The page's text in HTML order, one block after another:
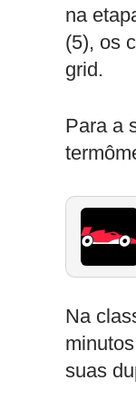
na
(5), os
grid.
Para a
Na
suas